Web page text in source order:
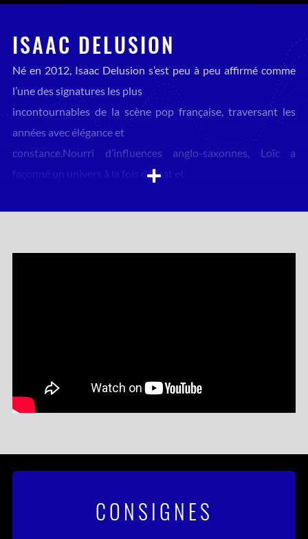
ISAAC DELUSION
Né en 2012, Isaac Delusion s’est peu à peu affirmé comme
l’une des signatures les plus
incontournables de la scène pop française, traversant les
années avec élégance et
constance.Nourri d’influences anglo-saxonnes, Loïc a
façonné un univers à la fois délicat et
mélancolie, mise en lumière par
Au fil des tournées, la formation a tissé un lien profond avec
Centquatre et la Cigale — autant de nuits vibrantes, portées
par une ferveur partagée.
sensible, tandis qu’un concert événement au Zénith Paris -
La Villette le 24 avril 2027, s’annonce déjà
CONSIGNES